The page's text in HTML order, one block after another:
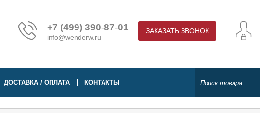
+7 (499) 390-87-01
info@wenderw.ru
ЗАКАЗАТЬ ЗВОНОК
ДОСТАВКА / ОПЛАТА КОНТАКТЫ